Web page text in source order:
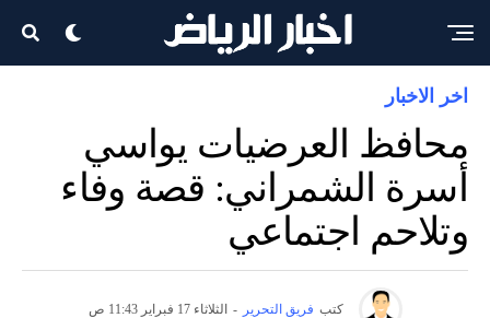
اخر الاخبار
محافظ العرضيات يواسي
أسرة الشمراني: قصة وفاء
وتلاحم اجتماعي
كتب فريق التحرير - الثلاثاء 17 فبراير 11:43 ص